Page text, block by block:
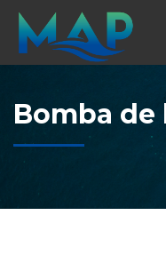
SERVIÇOS
SUSTENTABILIDADE
Bomba de